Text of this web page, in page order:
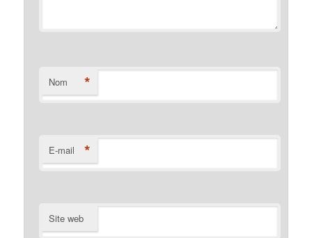
Nom *
E-mail *
Site web